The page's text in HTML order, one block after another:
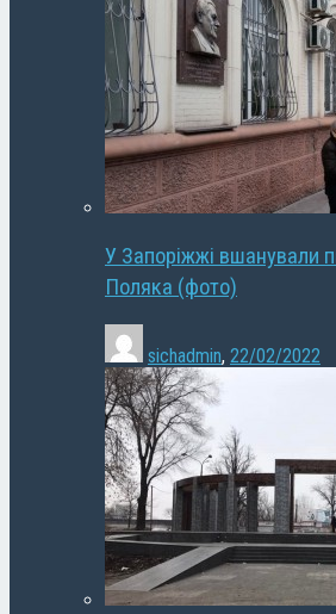
У Запоріжжі вшанували
Поляка (фото)
sichadmin, 22/02/2022